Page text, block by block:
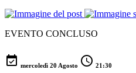
EVENTO CONCLUSO
event_available mercoledì 20 Agosto schedule 21:30